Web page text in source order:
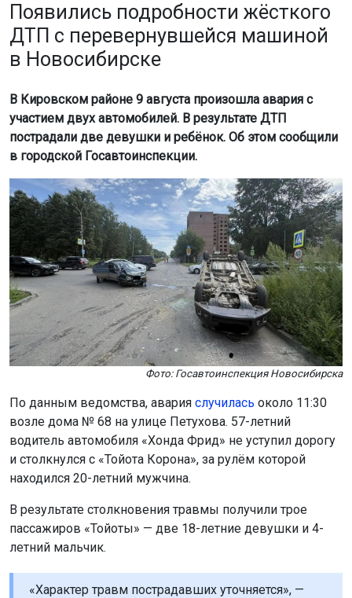
Появились подробности жёсткого
ДТП с перевернувшейся машиной
в Новосибирске
В Кировском районе 9 августа произошла авария с
участием двух автомобилей. В результате ДТП
пострадали две девушки и ребёнок. Об этом сообщили
в городской Госавтоинспекции.
Фото: Госавтоинспекция Новосибирска
По данным ведомства, авария случилась около 11:30
возле дома № 68 на улице Петухова. 57-летний
водитель автомобиля «Хонда Фрид» не уступил дорогу
и столкнулся с «Тойота Корона», за рулём которой
находился 20-летний мужчина.
В результате столкновения травмы получили трое
пассажиров «Тойоты» — две 18-летние девушки и 4-
летний мальчик.
«Характер травм пострадавших уточняется», —